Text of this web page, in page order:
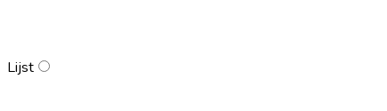
Lijst